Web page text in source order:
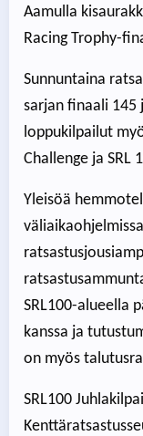
Aamulla
Racing Trophy-
Sunnuntaina
sarjan finaali 145
loppukilpailut
Challenge ja SRL
Yleisöä
SRL100-alueella
kanssa ja
on myös
SRL100